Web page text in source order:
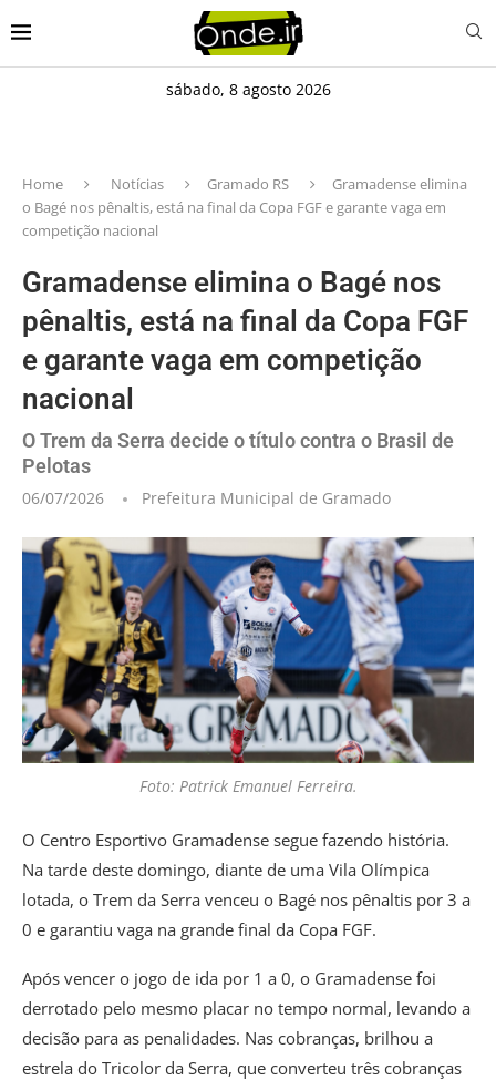
sábado, 8 agosto 2026
Home Notícias Gramado RS
Gramadense elimina
o Bagé nos pênaltis, está na final da Copa FGF e garante vaga em
competição nacional
Gramadense elimina o Bagé nos
pênaltis, está na final da Copa FGF
e garante vaga em competição
nacional
O Trem da Serra decide o título contra o Brasil de
Pelotas
06/07/2026 Prefeitura Municipal de Gramado
Foto: Patrick Emanuel Ferreira.
O Centro Esportivo Gramadense segue fazendo história.
Na tarde deste domingo, diante de uma Vila Olímpica
lotada, o Trem da Serra venceu o Bagé nos pênaltis por 3 a
0 e garantiu vaga na grande final da Copa FGF.
Após vencer o jogo de ida por 1 a 0, o Gramadense foi
derrotado pelo mesmo placar no tempo normal, levando a
decisão para as penalidades. Nas cobranças, brilhou a
estrela do Tricolor da Serra, que converteu três cobranças